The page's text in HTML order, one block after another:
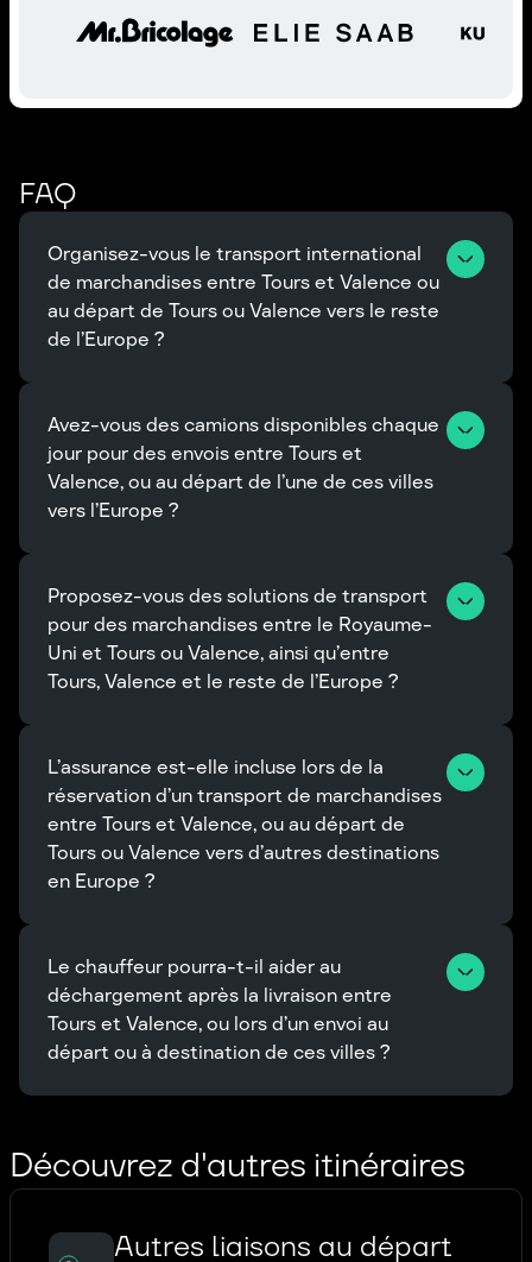
FAQ
Organisez-vous le transport international
de marchandises entre Tours et Valence ou
au départ de Tours ou Valence vers le reste
de l’Europe ?
Avez-vous des camions disponibles chaque
jour pour des envois entre Tours et
Valence, ou au départ de l’une de ces villes
vers l’Europe ?
Proposez-vous des solutions de transport
pour des marchandises entre le Royaume-
Uni et Tours ou Valence, ainsi qu’entre
Tours, Valence et le reste de l’Europe ?
L’assurance est-elle incluse lors de la
réservation d’un transport de marchandises
entre Tours et Valence, ou au départ de
Tours ou Valence vers d’autres destinations
en Europe ?
Le chauffeur pourra-t-il aider au
déchargement après la livraison entre
Tours et Valence, ou lors d’un envoi au
départ ou à destination de ces villes ?
Découvrez d'autres itinéraires
Autres liaisons au départ